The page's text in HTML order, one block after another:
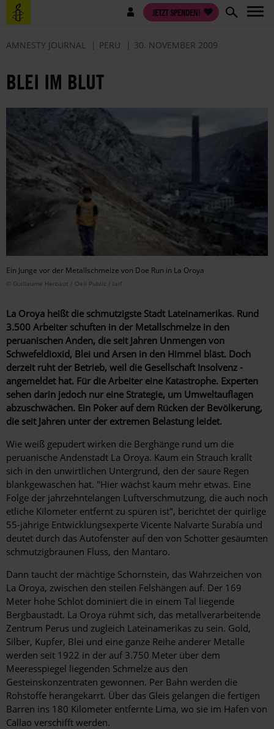
Direkt
zum
Benutzermenü JETZT SPENDEN!
AMNESTY JOURNAL PERU 30. NOVEMBER 2009
BLEI IM BLUT
Ein Junge vor der Metallschmelze von Doe Run in La Oroya
© Guillaume Herbaut / Oeil Public / laif
La Oroya heißt die schmutzigste Stadt Lateinamerikas. Rund
3.500 Arbeiter schuften in der Metallschmelze in den
peruanischen Anden, die seit Jahren Unmengen von
Schwefeldioxid, Blei und Arsen in den Himmel bläst. Doch
derzeit ruht der Betrieb, weil die Gesellschaft Insolvenz ­
angemeldet hat. Für die Arbeiter eine Katastrophe. Experten
sehen darin jedoch nur eine Strategie, um ­Umweltauflagen
abzuschwächen. Ein Poker auf dem ­Rücken der Bevölkerung,
die seit Jahren unter der ­extremen Belastung leidet.
Wie weiß gepudert wirken die Berghänge rund um die
peruanische Andenstadt La Oroya. Kaum ein Strauch krallt
sich in den unwirtlichen Untergrund, den der saure Regen
blankgewaschen hat. "Hier wächst kaum mehr etwas. Eine
Folge der jahrzehntelangen Luftverschmutzung, die auch noch
etliche Kilometer entfernt zu spüren ist", berichtet der quirlige
55-jährige Entwicklungsexperte Vicente Nalvarte Surabía und
deutet durch das ­Autofenster auf den von Schotter gesäumten
schmutzigbraunen Fluss, den Mantaro.
Dann taucht der mächtige Schornstein, das Wahrzeichen von
La Oroya, zwischen den steilen Felshängen auf. Der 169
Meter hohe Schlot dominiert die in einem Tal liegende
Bergbaustadt. La Oroya rühmt sich, das metallverarbeitende
Zentrum Perus und zugleich Lateinamerikas zu sein. Gold,
Silber, Kupfer, Blei und eine ganze Reihe anderer Metalle
werden seit 1922 in der auf 3.750 Meter über dem
Meeresspiegel liegenden Schmelze aus den
Gesteinskonzentraten gewonnen. Per Bahn werden die
Rohstoffe herangekarrt. Über das Gleis gelangen die fertigen
Barren ins 180 Kilometer entfernte Lima, wo sie im Hafen von
Callao verschifft werden.